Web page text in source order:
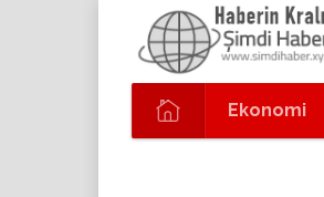
Ekonomi